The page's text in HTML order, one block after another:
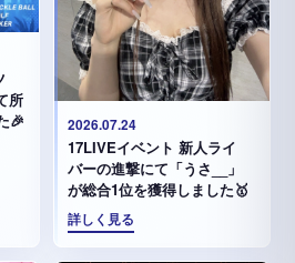
所
🎉
2026.07.24
17LIVEイベント 新人ライ
バーの進撃にて「うさ__」
が総合1位を獲得しました🥇
詳しく見る